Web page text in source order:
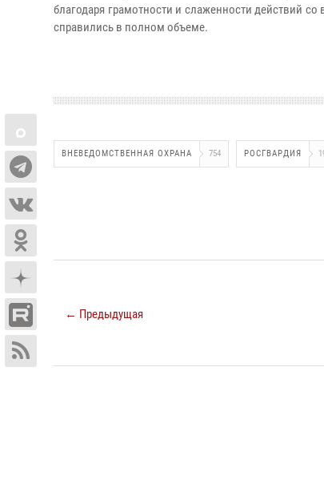
благодаря грамотности и слаженности действий
справились в полном объеме.
ВНЕВЕДОМСТВЕННАЯ ОХРАНА 754 РОСГВАРДИЯ
← Предыдущая